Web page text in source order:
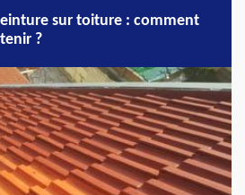
sur toiture : comment
?